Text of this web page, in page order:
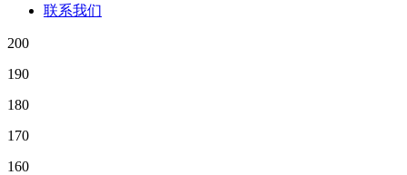
联系我们
200
190
180
170
160